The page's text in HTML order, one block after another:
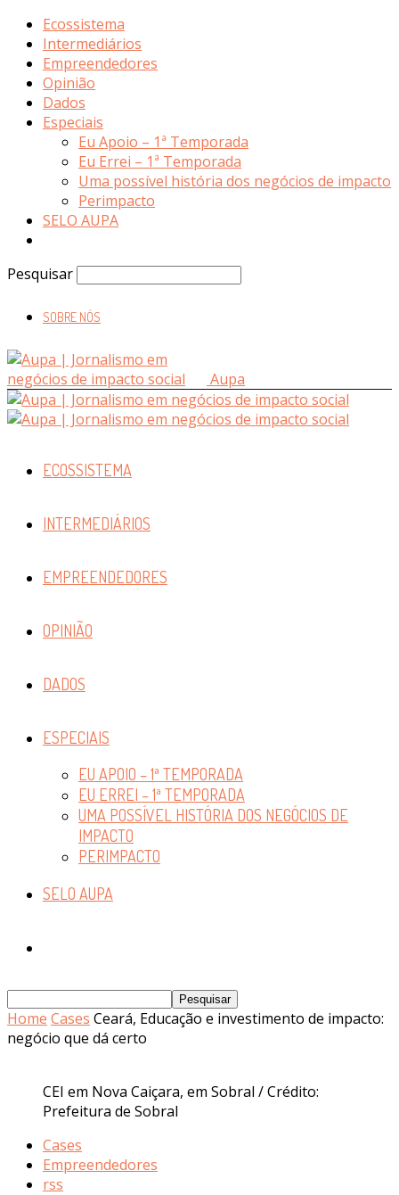
Ecossistema
Intermediários
Empreendedores
Opinião
Dados
Especiais
Eu Apoio – 1ª Temporada
Eu Errei – 1ª Temporada
Uma possível história dos negócios de impacto
Perimpacto
SELO AUPA
Pesquisar
SOBRE NÓS
Aupa
ECOSSISTEMA
INTERMEDIÁRIOS
EMPREENDEDORES
OPINIÃO
DADOS
ESPECIAIS
EU APOIO – 1ª TEMPORADA
EU ERREI – 1ª TEMPORADA
UMA POSSÍVEL HISTÓRIA DOS NEGÓCIOS DE
IMPACTO
PERIMPACTO
SELO AUPA
Home Cases Ceará, Educação e investimento de impacto:
negócio que dá certo
CEI em Nova Caiçara, em Sobral / Crédito:
Prefeitura de Sobral
Cases
Empreendedores
rss